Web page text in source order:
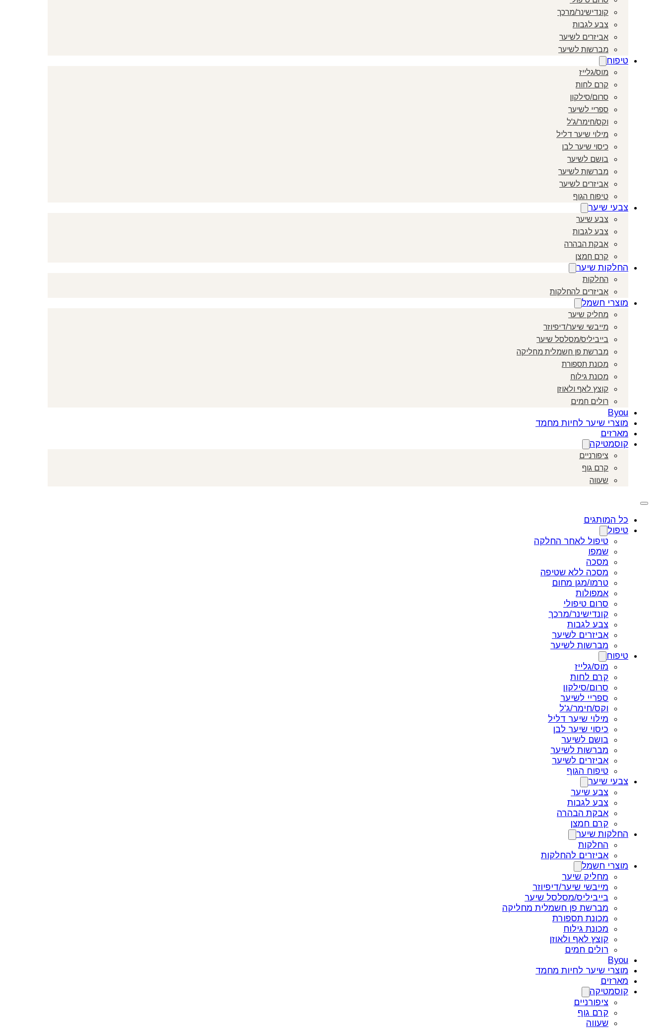
קונדישינר/מרכך
צבע לגבות
אביזרים לשיער
מברשות לשיער
טיפוח
מוס/גלייז
קרם לחות
סרום/סילקון
ספריי לשיער
וקס/חימר/ג'ל
מילוי שיער דליל
כיסוי שיער לבן
בושם לשיער
מברשות לשיער
אביזרים לשיער
טיפוח הגוף
צבעי שיער
צבע שיער
צבע לגבות
אבקת הבהרה
קרם חמצן
החלקות שיער
החלקות
אביזרים להחלקות
מוצרי חשמל
מחליק שיער
מייבשי שיער/דיפיוזר
בייביליס/מסלסל שיער
מברשת פן חשמלית מחליקה
מכונת תספורת
מכונת גילוח
קוצץ לאף ולאוזן
רולים חמים
Byou
מוצרי שיער לחיות מחמד
מארזים
קוסמטיקה
ציפורניים
קרם גוף
שעווה
כל המותגים
טיפול
טיפול לאחר החלקה
שמפו
מסכה
מסכה ללא שטיפה
טרמו/מגן מחום
אמפולות
סרום טיפולי
קונדישינר/מרכך
צבע לגבות
אביזרים לשיער
מברשות לשיער
טיפוח
מוס/גלייז
קרם לחות
סרום/סילקון
ספריי לשיער
וקס/חימר/ג'ל
מילוי שיער דליל
כיסוי שיער לבן
בושם לשיער
מברשות לשיער
אביזרים לשיער
טיפוח הגוף
צבעי שיער
צבע שיער
צבע לגבות
אבקת הבהרה
קרם חמצן
החלקות שיער
החלקות
אביזרים להחלקות
מוצרי חשמל
מחליק שיער
מייבשי שיער/דיפיוזר
בייביליס/מסלסל שיער
מברשת פן חשמלית מחליקה
מכונת תספורת
מכונת גילוח
קוצץ לאף ולאוזן
רולים חמים
Byou
מוצרי שיער לחיות מחמד
מארזים
קוסמטיקה
ציפורניים
קרם גוף
שעווה